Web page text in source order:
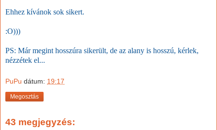
Ehhez kívánok sok sikert.
:O)))
PS: Már megint hosszúra sikerült, de az alany is hosszú, kérlek,
nézzétek el...
PuPu dátum: 19:17
Megosztás
43 megjegyzés: